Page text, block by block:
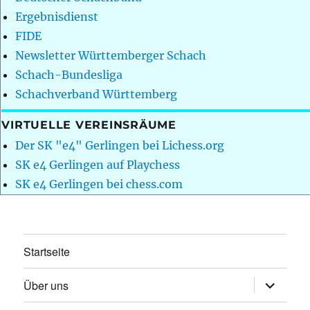
Ergebnisdienst
FIDE
Newsletter Württemberger Schach
Schach-Bundesliga
Schachverband Württemberg
VIRTUELLE VEREINSRÄUME
Der SK "e4" Gerlingen bei Lichess.org
SK e4 Gerlingen auf Playchess
SK e4 Gerlingen bei chess.com
Startseite
Über uns
öffnen